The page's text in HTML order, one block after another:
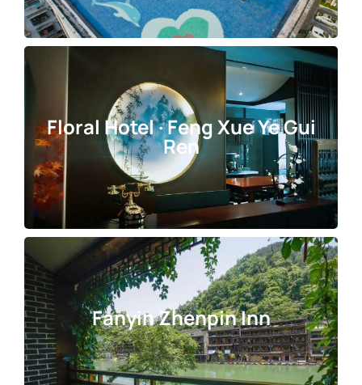
Floral Hotel · Feng Xue Ye Gui
Ren
Fanyin Zhenpin Inn